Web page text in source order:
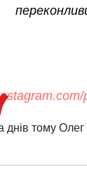
днів тому